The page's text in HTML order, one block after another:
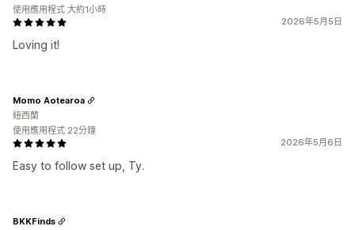
2026年5月5日
Loving it!
使用應用程式 大約1小時
2026年5月6日
Easy to follow set up, Ty.
Momo Aotearoa
紐西蘭
使用應用程式 22分鐘
BKKFinds